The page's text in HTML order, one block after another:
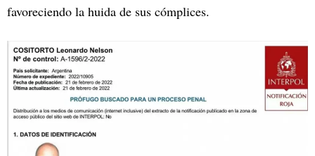
favoreciendo la huida de sus cómplices.